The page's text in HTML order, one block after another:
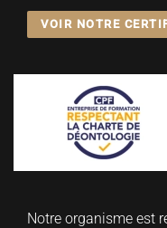
VOIR NOTRE
Notre organisme est